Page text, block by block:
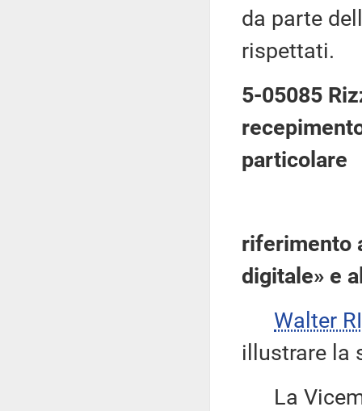
da parte
rispettati.
5-05085
particolare
riferimento
digitale» e
Walter
illustrare la
La